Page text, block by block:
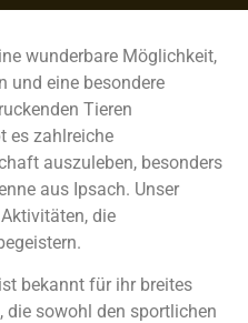
wunderbare Möglichkeit,
und eine besondere
Tieren
es zahlreiche
auszuleben, besonders
aus Ipsach. Unser
die
bekannt für ihr breites
sowohl den sportlichen